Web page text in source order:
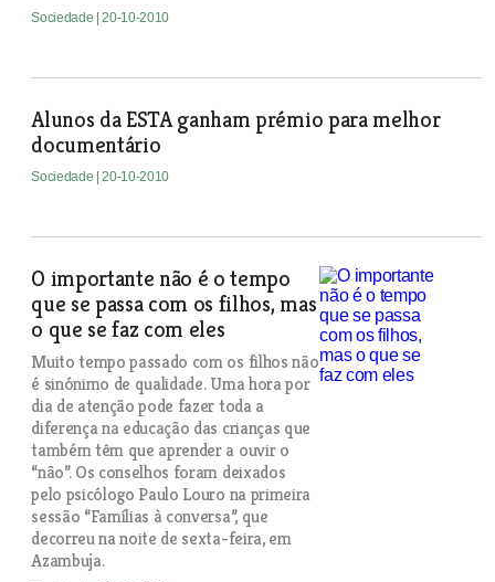
Sociedade | 20-10-2010
Alunos da ESTA ganham prémio para melhor
documentário
Sociedade | 20-10-2010
O importante não é o tempo
que se passa com os filhos, mas
o que se faz com eles
Muito tempo passado com os filhos não
é sinónimo de qualidade. Uma hora por
dia de atenção pode fazer toda a
diferença na educação das crianças que
também têm que aprender a ouvir o
“não”. Os conselhos foram deixados
pelo psicólogo Paulo Louro na primeira
sessão “Famílias à conversa”, que
decorreu na noite de sexta-feira, em
Azambuja.